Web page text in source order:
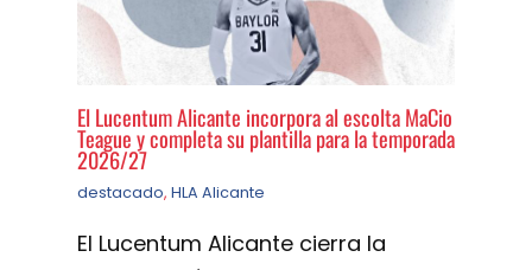
El Lucentum Alicante incorpora al escolta MaCio
Teague y completa su plantilla para la temporada
2026/27
destacado, HLA Alicante
El Lucentum Alicante cierra la